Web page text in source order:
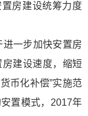
置房建设统筹力度
一步加快安置房
建设速度，缩短
币化补偿”实施范
置模式，2017年